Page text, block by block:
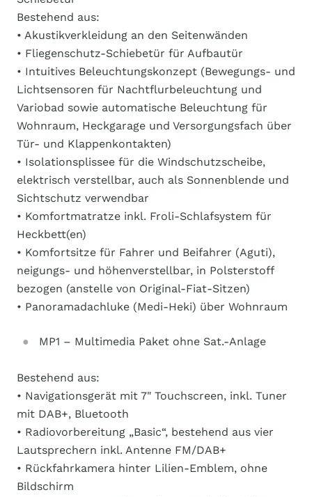
Bestehend aus:
• Akustikverkleidung an den Seitenwänden
• Fliegenschutz-Schiebetür für Aufbautür
• Intuitives Beleuchtungskonzept (Bewegungs- und
Lichtsensoren für Nachtflurbeleuchtung und
Variobad sowie automatische Beleuchtung für
Wohnraum, Heckgarage und Versorgungsfach über
Tür- und Klappenkontakten)
• Isolationsplissee für die Windschutzscheibe,
elektrisch verstellbar, auch als Sonnenblende und
Sichtschutz verwendbar
• Komfortmatratze inkl. Froli-Schlafsystem für
Heckbett(en)
• Komfortsitze für Fahrer und Beifahrer (Aguti),
neigungs- und höhenverstellbar, in Polsterstoff
bezogen (anstelle von Original-Fiat-Sitzen)
• Panoramadachluke (Medi-Heki) über Wohnraum
MP1 – Multimedia Paket ohne Sat.-Anlage
Bestehend aus:
• Navigationsgerät mit 7" Touchscreen, inkl. Tuner
mit DAB+, Bluetooth
• Radiovorbereitung „Basic“, bestehend aus vier
Lautsprechern inkl. Antenne FM/DAB+
• Rückfahrkamera hinter Lilien-Emblem, ohne
Bildschirm